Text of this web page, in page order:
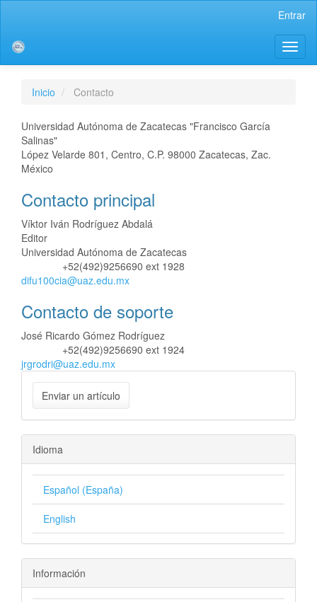
contenido
de
principal
Contenido
principal
Barra
lateral
Entrar
Inicio Contacto
Universidad Autónoma de Zacatecas "Francisco García
Salinas"
López Velarde 801, Centro, C.P. 98000 Zacatecas, Zac.
México
Contacto principal
Víktor Iván Rodríguez Abdalá
Editor
Universidad Autónoma de Zacatecas
+52(492)9256690 ext 1928
difu100cia@uaz.edu.mx
Contacto de soporte
José Ricardo Gómez Rodríguez
+52(492)9256690 ext 1924
jrgrodri@uaz.edu.mx
Enviar un artículo
Idioma
Español (España)
English
Información